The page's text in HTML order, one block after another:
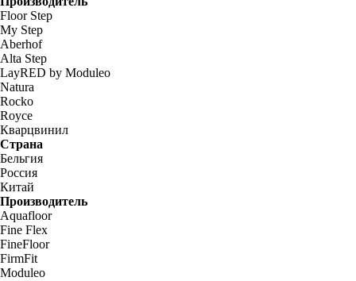
Floor Step
My Step
Aberhof
Alta Step
LayRED by Moduleo
Natura
Rocko
Royce
Кварцвинил
Страна
Бельгия
Россия
Китай
Производитель
Aquafloor
Fine Flex
FineFloor
FirmFit
Moduleo